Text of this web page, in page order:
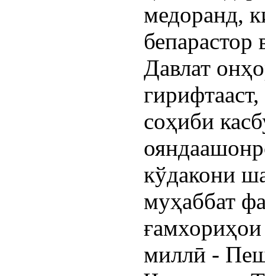
медоранд,
бепарастор
Давлат
соҳиби
кўдакони
муҳаббат
ғамхориҳои
миллӣ -